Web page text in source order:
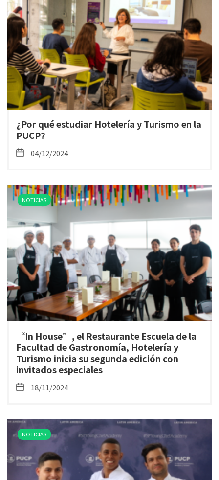
¿Por qué estudiar Hotelería y Turismo en la
PUCP?
04/12/2024
NOTICIAS
“In House”, el Restaurante Escuela de la
Facultad de Gastronomía, Hotelería y
Turismo inicia su segunda edición con
invitados especiales
18/11/2024
NOTICIAS